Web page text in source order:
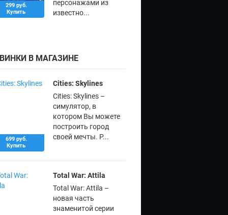
299 руб.
Купить
персонажами из
известно...
В МАГАЗИНЕ
699 руб.
Купить
Cities: Skylines
Cities: Skylines –
симулятор, в
котором Вы можете
построить город
своей мечты. Р...
Total War: Attila
Total War: Attila –
новая часть
знаменитой серии